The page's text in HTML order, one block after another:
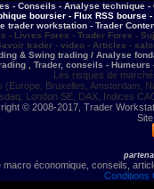
- Conseils - Analyse technique
boursier - Flux RSS bourse
trader workstation - Trader
- Livres Forex - Trader Forex -
trader - video - Articles -
& Swing trading / Analyse
, Trader, conseils -
Les risques de
(Europe, Bruxelles, Amsterdam,
London SE, DAX, Indices
© 2008-2017, Trader
macro économique, conseils,
Conditions